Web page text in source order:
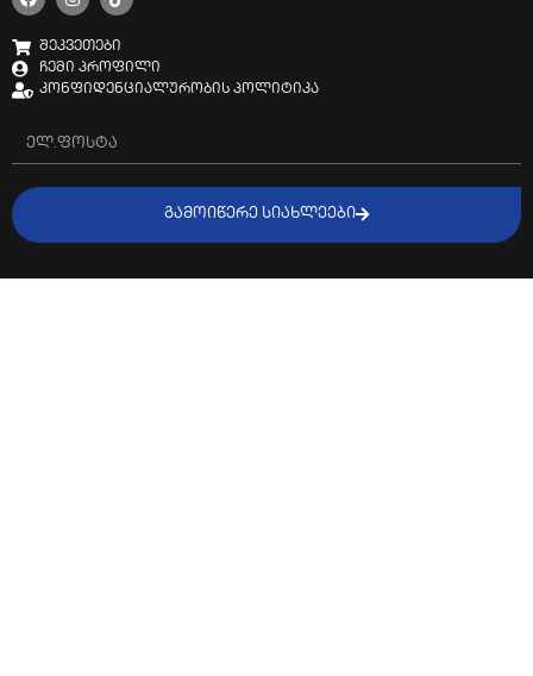
შეკვეთები
ჩემი პროფილი
კონფიდენციალურობის პოლიტიკა
ᲒᲐᲛᲝᲘᲬᲔᲠᲔ ᲡᲘᲐᲮᲚᲔᲔᲑᲘ